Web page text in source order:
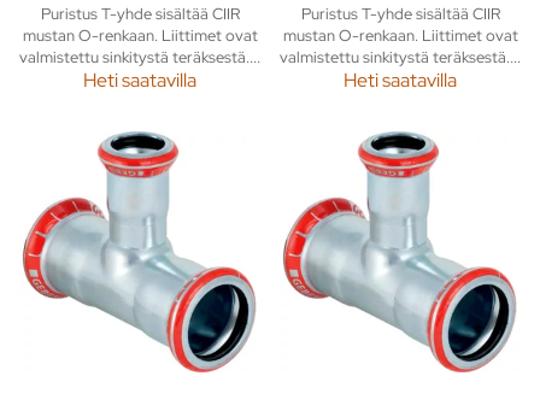
Puristus T-yhde sisältää CIIR
mustan O-renkaan. Liittimet ovat
valmistettu sinkitystä teräksestä....
Heti saatavilla
Puristus T-yhde sisältää CIIR
mustan O-renkaan. Liittimet ovat
valmistettu sinkitystä teräksestä....
Heti saatavilla